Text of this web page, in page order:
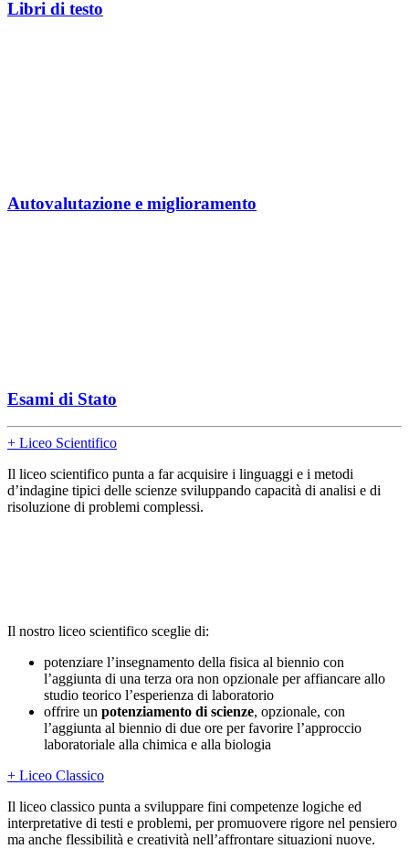
Libri di testo
Autovalutazione e miglioramento
Esami di Stato
+ Liceo Scientifico
Il liceo scientifico punta a far acquisire i linguaggi e i metodi
d’indagine tipici delle scienze sviluppando capacità di analisi e di
risoluzione di problemi complessi.
Il nostro liceo scientifico sceglie di:
potenziare l’insegnamento della fisica al biennio con
l’aggiunta di una terza ora non opzionale per affiancare allo
studio teorico l’esperienza di laboratorio
offrire un potenziamento di scienze, opzionale, con
l’aggiunta al biennio di due ore per favorire l’approccio
laboratoriale alla chimica e alla biologia
+ Liceo Classico
Il liceo classico punta a sviluppare fini competenze logiche ed
interpretative di testi e problemi, per promuovere rigore nel pensiero
ma anche flessibilità e creatività nell’affrontare situazioni nuove.